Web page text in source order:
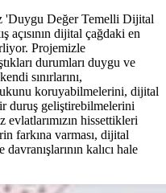
'Duygu Değer Temelli Dijital
açısının dijital çağdaki en
Projemizle
durumları duygu ve
sınırlarını,
koruyabilmelerini, dijital
duruş geliştirebilmelerini
evlatlarımızın hissettikleri
farkına varması, dijital
kalıcı hale